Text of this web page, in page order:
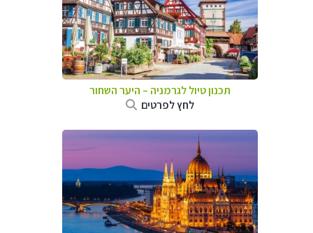
תכנון טיול לגרמניה – היער השחור
לחץ לפרטים